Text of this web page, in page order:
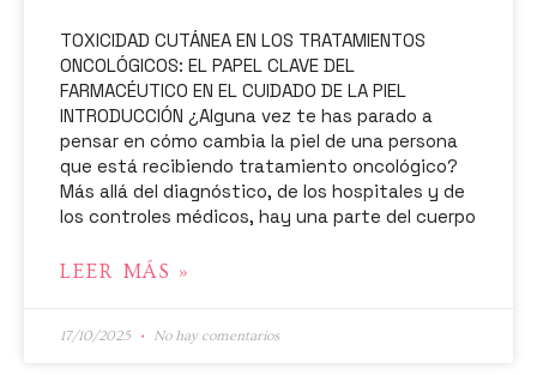
TOXICIDAD CUTÁNEA EN LOS TRATAMIENTOS
ONCOLÓGICOS: EL PAPEL CLAVE DEL
FARMACÉUTICO EN EL CUIDADO DE LA PIEL
INTRODUCCIÓN ¿Alguna vez te has parado a
pensar en cómo cambia la piel de una persona
que está recibiendo tratamiento oncológico?
Más allá del diagnóstico, de los hospitales y de
los controles médicos, hay una parte del cuerpo
LEER MÁS »
17/10/2025 No hay comentarios